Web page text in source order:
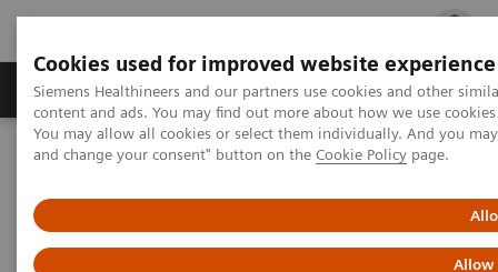
Cookies used for improved website experience
Siemens Healthineers and our partners use cookies and other
content and ads. You may find out more about how we use
You may allow all cookies or select them individually. And you
and change your consent" button on the Cookie Policy page.
Allow
Ürün ve Hizmetler Öne Çıkanlar Sağlık
Siemens Healthineers Türkiye
Laboratuvar Diagnostiği
INNOVANCE Antithrombin Assay